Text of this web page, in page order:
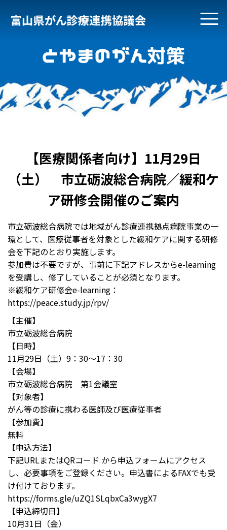
【医療関係者向け】11月29日
（土） 市立砺波総合病院／緩和ケ
ア研修会開催のご案内
市立砺波総合病院では地域がん診療連携拠点病院事業の一
環として、医療従事者を対象とした緩和ケアに関する研修
会を下記のとおり実施します。
参加費は不要ですが、事前に下記アドレスからe-learning
を受講し、修了していることが必須となります。
※緩和ケア研修会e-learning：
https://peace.study.jp/rpv/
【主催】
市立砺波総合病院
【日時】
11月29日（土）9：30～17：30
【会場】
市立砺波総合病院 第1会議室
【対象者】
がん等の診療に携わる医師及び医療従事者
【参加費】
無料
【申込方法】
下記URLまたはQRコード から申込フォームにアクセス
し、必要事項をご登録ください。申込書によるFAXでも受
け付けております。
https://forms.gle/uZQ1SLqbxCa3wygX7
【申込締切日】
10月31日（金）